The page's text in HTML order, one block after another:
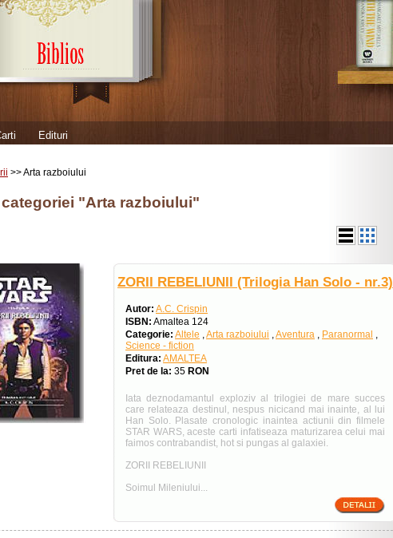
Edituri
>> Arta razboiului
"Arta razboiului"
ZORII REBELIUNII (Trilogia Han Solo - nr.3)
Autor: A.C. Crispin
ISBN: Amaltea 124
Categorie: Altele ,Arta razboiului ,Aventura , Paranormal ,
Science - fiction
Editura: AMALTEA
Pret de la: 35 RON
Iata deznodamantul exploziv al trilogiei de mare succes
care relateaza destinul, nespus nicicand mai inainte, al lui
Han Solo. Plasate cronologic inaintea actiunii din filmele
STAR WARS, aceste carti infatiseaza maturizarea celui mai
faimos contrabandist, hot si pungas al galaxiei.
ZORII REBELIUNII
Soimul Mileniului...